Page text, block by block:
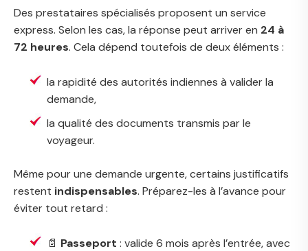
Des prestataires spécialisés proposent un service
express. Selon les cas, la réponse peut arriver en 24 à
72 heures. Cela dépend toutefois de deux éléments :
la rapidité des autorités indiennes à valider la
demande,
la qualité des documents transmis par le
voyageur.
Même pour une demande urgente, certains justificatifs
restent indispensables. Préparez-les à l’avance pour
éviter tout retard :
📄 Passeport : valide 6 mois après l’entrée, avec